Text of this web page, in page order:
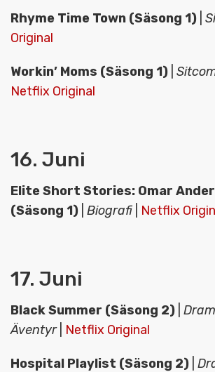
Rhyme Time Town (Säsong 1)
Original
Workin’ Moms (Säsong 1)
Netflix Original
16. Juni
Elite Short Stories: Omar
(Säsong 1) Biografi Netflix
17. Juni
Black Summer (Säsong 2)
Äventyr| Netflix Original
Hospital Playlist (Säsong 2)